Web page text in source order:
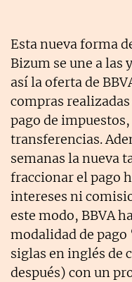
Esta nueva forma
Bizum se une a
así la oferta de
compras
pago de
transferencias.
semanas la nueva
fraccionar el pago
intereses ni
este modo, BBVA
modalidad de pago
siglas en inglés de
después) con un